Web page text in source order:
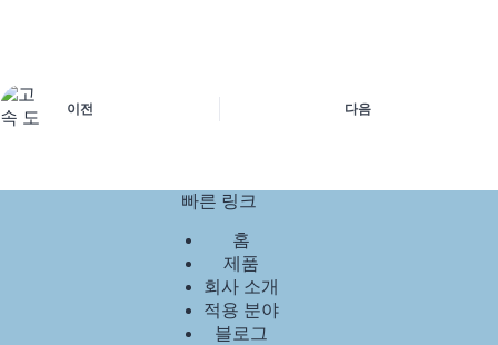
이전 다음
빠른 링크
홈
제품
회사 소개
적용 분야
블로그